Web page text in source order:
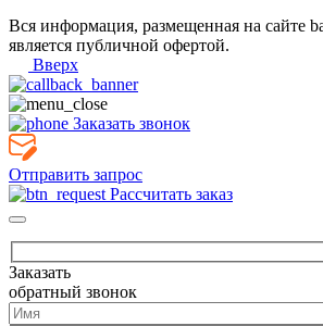
Вся информация, размещенная на сайте
является публичной офертой.
Вверх
Заказать звонок
Отправить запрос
Рассчитать заказ
Заказать
обратный звонок